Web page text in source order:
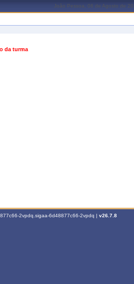
João Pessoa, 06 de Agosto de
da turma
2vpdq.sigaa-6d48877c66-2vpdq | v26.7.8